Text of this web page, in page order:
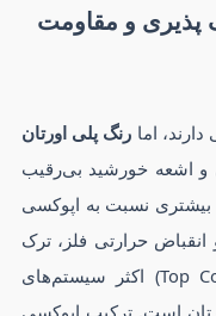
پذیری و مقاومت
اما رنگ پلی اورتان
و اشعه خورشید بی‌رقیب
نسبت به اپوکسی
حرارتی فلز، ترک
نخورند. به همین دلیل، لایه نهایی (Top Coat) اکثر سیستم‌های